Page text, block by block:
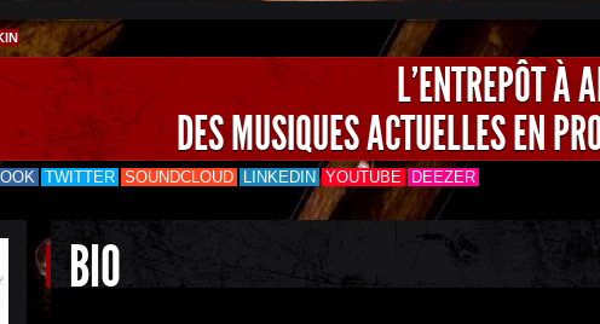
L'ENTREPÔT À
DES MUSIQUES ACTUELLES EN
TWITTER SOUNDCLOUD LINKEDIN YOUTUBE DEEZER
BIO